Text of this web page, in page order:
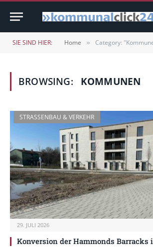
SIE SIND HIER: Home » Category:
BROWSING: KOMMUNEN
STRASSENBAU & VERKEHR
29. JULI 2026
Konversion der Hammonds